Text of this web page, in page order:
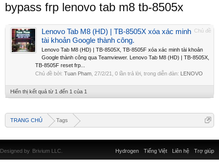
bypass frp lenovo tab m8 tb-8505x
Chủ đề
Lenovo Tab M8 (HD) | TB-8505X xóa xác minh
tài khoản Google thành công.
Lenovo Tab M8 (HD) | TB-8505X, TB-8505F xóa xác minh tài khoản
Google thành công qua Teamviewer. Lenovo Tab M8 (HD) | TB-8505X,
TB-8505F reset frp...
Chủ đề bởi: Tuan Pham 27/2/21 , 0 lần trả lời, trong diễn đàn: LENOVO
Hiển thị kết quả từ 1 đến 1 của 1
TRANG CHỦ Tags
Liên hệ Trợ giúp
Hydrogen Tiếng Việt
Designed by Brivium LLC.